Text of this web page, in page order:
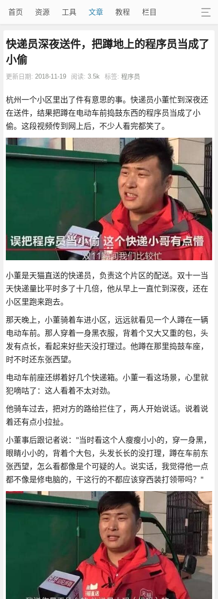
首页 资源 工具 文章 教程 栏目
快递员深夜送件，把蹲地上的程序员当成了
小偷
更新日期: 2018-11-19 阅读: 3.5k 标签: 程序员
杭州一个小区里出了件有意思的事。快递员小董忙到深夜还
在送件，结果把蹲在电动车前捣鼓东西的程序员当成了小
偷。这段视频传到网上后，不少人看完都笑了。
小董是天猫直送的快递员，负责这个片区的配送。双十一当
天快递量比平时多了十几倍，他从早上一直忙到深夜，还在
小区里跑来跑去。
那天晚上，小董骑着车进小区，远远就看见一个人蹲在一辆
电动车前。那人穿着一身黑衣服，背着个又大又重的包，头
发有点长，看起来好些天没打理过。他蹲在那里捣鼓车座，
时不时还东张西望。
电动车前座还绑着好几个快递箱。小董一看这场景，心里就
犯嘀咕了：这人看着不太对劲。
他骑车过去，把对方的路给拦住了，两人开始说话。说着说
着还有点小拉扯。
小董事后跟记者说："当时看这个人瘦瘦小小的，穿一身黑，
眼睛小小的，背着个大包，头发长长的没打理，蹲在车前东
张西望，怎么看都像是个可疑的人。说实话，我觉得他一点
都不像是修电脑的，干这行的不都应该穿西装打领带吗？"